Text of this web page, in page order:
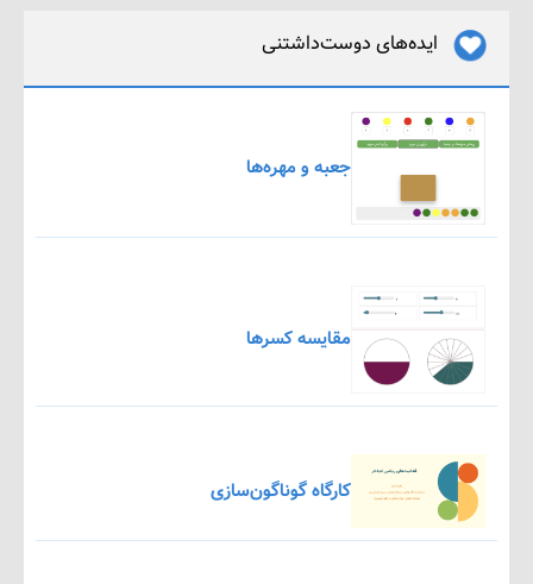
ایده‌های دوست‌داشتنی
جعبه و مهره‌ها
مقایسه کسرها
کارگاه گوناگون‌سازی